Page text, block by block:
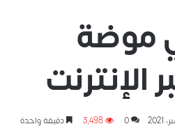
موضة
الإنترنت
0 3٬498 دقيقة واحدة